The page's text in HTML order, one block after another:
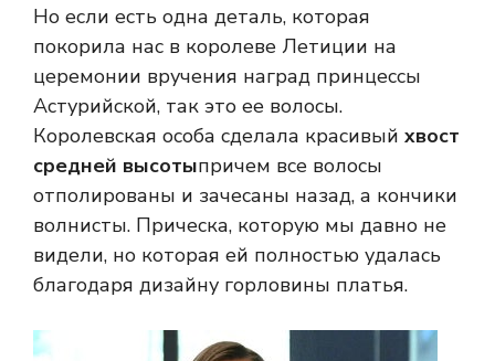
Но если есть одна деталь, которая
покорила нас в королеве Летиции на
церемонии вручения наград принцессы
Астурийской, так это ее волосы.
Королевская особа сделала красивый хвост
средней высотыпричем все волосы
отполированы и зачесаны назад, а кончики
волнисты. Прическа, которую мы давно не
видели, но которая ей полностью удалась
благодаря дизайну горловины платья.